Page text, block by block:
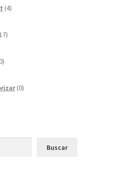
4productos
productos
productos
0productos
Buscar